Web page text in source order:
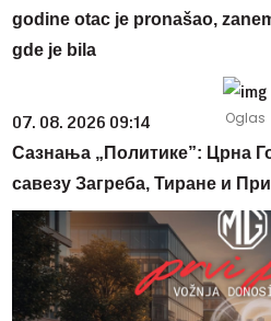
godine otac je pronašao,
gde je bila
07. 08. 2026 09:14
Сазнања „Политике”: Црна
савезу Загреба, Тиране и